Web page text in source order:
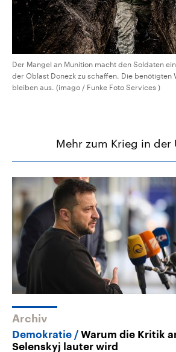
Der Mangel an Munition macht den Soldaten
der Oblast Donezk zu schaffen. Die benötigten
bleiben aus. (imago / Funke Foto Services )
Mehr zum Krieg in der
Archiv
Demokratie
Warum die Kritik
Selenskyj lauter wird